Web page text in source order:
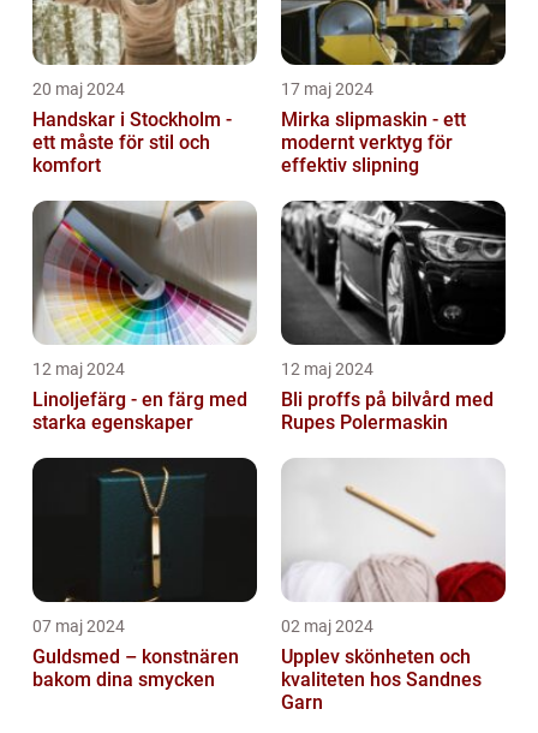
20 maj 2024
Handskar i Stockholm -
ett måste för stil och
komfort
17 maj 2024
Mirka slipmaskin - ett
modernt verktyg för
effektiv slipning
12 maj 2024
Linoljefärg - en färg med
starka egenskaper
12 maj 2024
Bli proffs på bilvård med
Rupes Polermaskin
07 maj 2024
Guldsmed – konstnären
bakom dina smycken
02 maj 2024
Upplev skönheten och
kvaliteten hos Sandnes
Garn